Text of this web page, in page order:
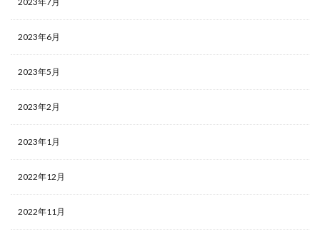
2023年6月
2023年5月
2023年2月
2023年1月
2022年12月
2022年11月